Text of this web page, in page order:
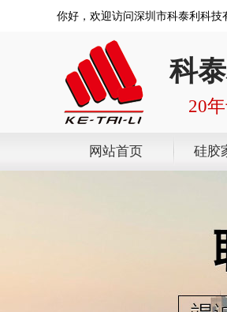
你好，欢迎访问深圳市科泰利科
科
20
网站首页 硅胶